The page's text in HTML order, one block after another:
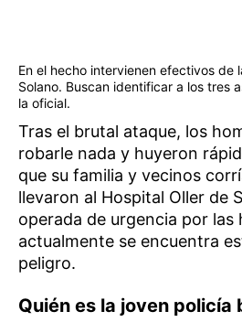
En el hecho intervienen efectivos de
Solano. Buscan identificar a los tres
la oficial.
Tras el brutal ataque, los
robarle nada y huyeron
que su familia y vecinos
llevaron al Hospital Oller de
operada de urgencia por las
actualmente se encuentra
peligro.
Quién es la joven policía